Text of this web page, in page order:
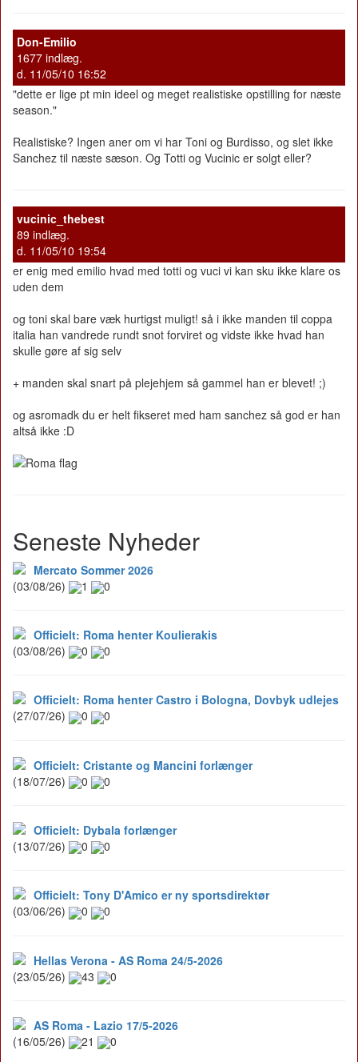
Don-Emilio
1677 indlæg.
d. 11/05/10 16:52
"dette er lige pt min ideel og meget realistiske opstilling for næste
season."
Realistiske? Ingen aner om vi har Toni og Burdisso, og slet ikke
Sanchez til næste sæson. Og Totti og Vucinic er solgt eller?
vucinic_thebest
89 indlæg.
d. 11/05/10 19:54
er enig med emilio hvad med totti og vuci vi kan sku ikke klare os
uden dem
og toni skal bare væk hurtigst muligt! så i ikke manden til coppa
italia han vandrede rundt snot forviret og vidste ikke hvad han
skulle gøre af sig selv
+ manden skal snart på plejehjem så gammel han er blevet! ;)
og asromadk du er helt fikseret med ham sanchez så god er han
altså ikke :D
Seneste Nyheder
Mercato Sommer 2026
(03/08/26)
1 0
Officielt: Roma henter Koulierakis
(03/08/26)
0 0
Officielt: Roma henter Castro i Bologna, Dovbyk udlejes
(27/07/26)
0 0
Officielt: Cristante og Mancini forlænger
(18/07/26)
0 0
Officielt: Dybala forlænger
(13/07/26)
0 0
Officielt: Tony D'Amico er ny sportsdirektør
(03/06/26)
0 0
Hellas Verona - AS Roma 24/5-2026
(23/05/26)
43 0
AS Roma - Lazio 17/5-2026
(16/05/26)
21 0